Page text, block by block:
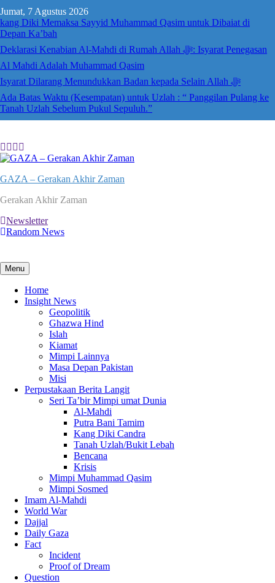
to
content
Jumat, 7 Agustus 2026
kang Diki Memaksa Sayyid Muhammad Qasim untuk Dibaiat di
Depan Ka’bah
Deklarasi Kenabian Al-Mahdi di Rumah Allah ﷻ: Isyarat Penegasan
Al Mahdi Adalah Muhammad Qasim
Isyarat Dilarang Menundukkan Badan kepada Selain Allah ﷻ
Ada Batas Waktu (Kesempatan) untuk Uzlah : “ Panggilan Pulang ke
Tanah Uzlah Sebelum Pukul Sepuluh.”
GAZA – Gerakan Akhir Zaman
Gerakan Akhir Zaman
Newsletter
Random News
Menu
Home
Insight News
Geopolitik
Ghazwa Hind
Islah
Kiamat
Mimpi Lainnya
Masa Depan Pakistan
Misi
Perpustakaan Berita Langit
Seri Ta’bir Mimpi umat Dunia
Al-Mahdi
Putra Bani Tamim
Kang Diki Candra
Tanah Uzlah/Bukit Lebah
Bencana
Krisis
Mimpi Muhammad Qasim
Mimpi Sosmed
Imam Al-Mahdi
World War
Dajjal
Daily Gaza
Fact
Incident
Proof of Dream
Question